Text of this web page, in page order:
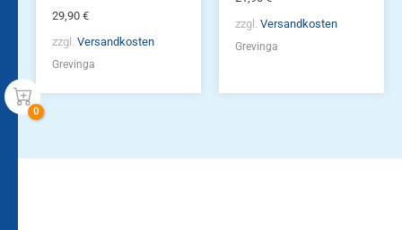
29,90 €
zzgl. Versandkosten
Grevinga
zzgl. Versandkosten
Grevinga